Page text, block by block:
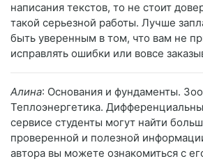
написания текстов, то не стоит
такой серьезной работы. Лучше
быть уверенным в том, что вам не
исправлять ошибки или вовсе
Алина: Основания и фундаменты.
Теплоэнергетика.
сервисе студенты могут найти
проверенной и полезной
автора вы можете ознакомиться с